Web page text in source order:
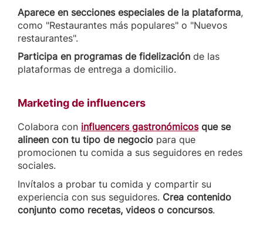
Aparece en secciones especiales de la plataforma,
como "Restaurantes más populares" o "Nuevos
restaurantes".
Participa en programas de fidelización de las
plataformas de entrega a domicilio.
Marketing de influencers
Colabora con influencers gastronómicosque se
alineen con tu tipo de negocio para que
promocionen tu comida a sus seguidores en redes
sociales.
Invítalos a probar tu comida y compartir su
experiencia con sus seguidores. Crea contenido
conjunto como recetas, videos o concursos.